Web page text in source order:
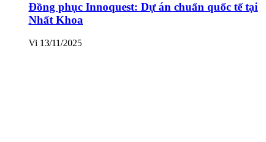
Đồng phục Innoquest: Dự án chuẩn quốc tế tại
Nhất Khoa
Vi 13/11/2025